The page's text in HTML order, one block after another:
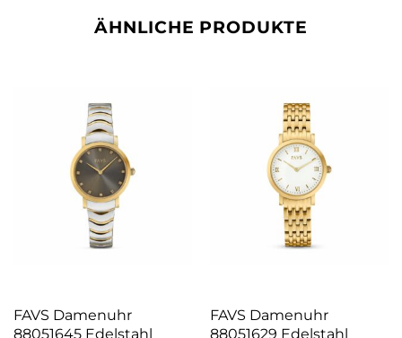
ÄHNLICHE PRODUKTE
FAVS Damenuhr
88051645 Edelstahl
FAVS Damenuhr
88051629 Edelstahl